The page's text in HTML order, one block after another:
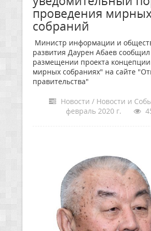
проведения
собраний
Министр информации и
развития Даурен Абаев
размещении проекта
мирных собраниях" на сайте
правительства"
Новости / Новости и
февраль 2020 г.